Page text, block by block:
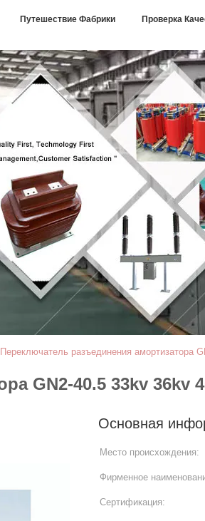
Путешествие Фабрики Проверка
Переключатель разъединения амортизатора
GN2-40.5 33kv 36kv
Основная
Место происхождения:
Фирменное
Сертификация: